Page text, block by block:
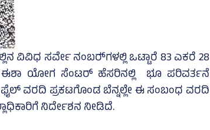
ವಿವಿಧ ಸರ್ವೇ ನಂಬರ್‍‌ಗಳಲ್ಲಿ ಒಟ್ಟಾರೆ 83 ಎಕರೆ 28
ಈಶಾ ಯೋಗ ಸೆಂಟರ್ ಹೆಸರಿನಲ್ಲಿ ಭೂ ಪರಿವರ್ತನೆ
ವರದಿ ಪ್ರಕಟಗೊಂಡ ಬೆನ್ನಲ್ಲೇ ಈ ಸಂಬಂಧ ವರದಿ
ನಿರ್ದೇಶನ ನೀಡಿದೆ.